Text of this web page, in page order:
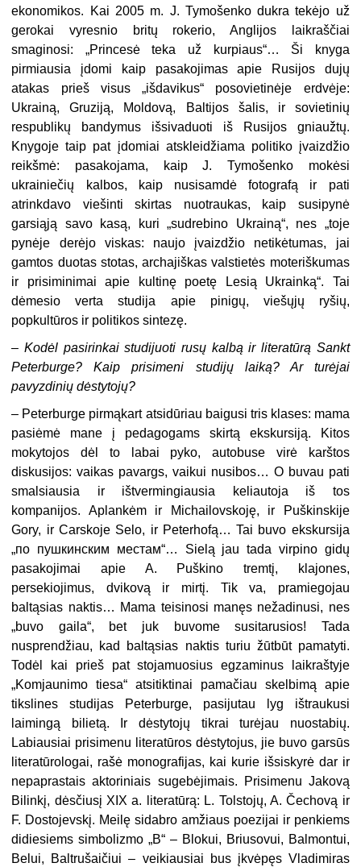
ekonomikos. Kai 2005 m. J. Tymošenko duk­ra tekėjo už
gerokai vyresnio britų rokerio, Anglijos laikraščiai
smaginosi: „Prin­cesė teka už kurpiaus“… Ši knyga
pirmiausia įdomi kaip pasakojimas apie Rusi­jos dujų
atakas prieš visus „išdavikus“ posovietinėje erdvėje:
Ukrainą, Gruziją, Moldovą, Baltijos šalis, ir sovietinių
respublikų bandymus išsivaduoti iš Rusijos gniaužtų.
Knygoje taip pat įdomiai atskleidžiama politiko įvaizdžio
reikšmė: pasakojama, kaip J. Tymošenko mokėsi
ukrainiečių kalbos, kaip nusisamdė fo­tografą ir pati
atrinkdavo viešinti skirtas nuotraukas, kaip susipynė
garsiąją savo kasą, kuri „sudrebino Ukrainą“, nes „toje
pynėje derėjo viskas: naujo įvaiz­džio netikėtumas, jai
gamtos duotas stotas, archajiškas valstietės moteriškumas
ir prisiminimai apie kultinę poetę Lesią Ukrainką“. Tai
dėmesio verta studija apie pinigų, viešųjų ryšių,
popkultūros ir politikos sintezę.
–Kodėl pasirinkai studijuoti rusų kalbą ir literatūrą Sankt
Peter­burge? Kaip prisimeni studijų laiką? Ar turėjai
pavyzdinių dėstytojų?
– Peterburge pirmąkart atsidūriau baigusi tris klases: mama
pasiėmė mane į pedagogams skirtą ekskursiją. Kitos
mokytojos dėl to labai pyko, autobuse virė karštos
diskusijos: vaikas pavargs, vaikui nusibos… O buvau pati
smalsiausia ir ištvermingiausia keliautoja iš tos
kompanijos. Aplankėm ir Michailovskoję, ir Puškinskije
Gory, ir Carskoje Selo, ir Peterhofą… Tai buvo ekskursija
„по пушкинским местам“… Sielą jau tada virpino gidų
pasakojimai apie A. Puškino tremtį, klajones,
persekiojimus, dvikovą ir mirtį. Tik va, pramiegojau
baltąsias naktis… Mama teisinosi manęs nežadinusi, nes
„buvo gaila“, bet juk buvome susi­tarusios! Tada
nusprendžiau, kad baltąsias naktis turiu žūtbūt pamatyti.
Todėl kai prieš pat stojamuosius egzaminus laikraštyje
„Komjaunimo tiesa“ atsitiktinai pamačiau skelbimą apie
tikslines studijas Peterburge, pasijutau lyg ištraukusi
laimingą bilietą. Ir dėstytojų tikrai turėjau nuostabių.
Labiausiai prisimenu lite­ratūros dėstytojus, jie buvo garsūs
literatūrologai, rašė monografijas, kai kurie išsiskyrė dar ir
nepaprastais aktoriniais sugebėjimais. Prisimenu Jakovą
Bilinkį, dėsčiusį XIX a. literatūrą: L. Tolstojų, A. Čechovą ir
F. Dostojevskį. Meilę sidabro amžiaus poezijai ir penkiems
didiesiems simbolizmo „B“ – Blokui, Briusovui, Balmontui,
Belui, Baltrušaičiui – veikiausiai bus įkvėpęs Vladimiras